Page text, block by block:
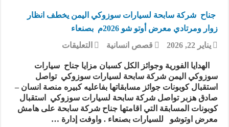
للاتصالات
YOU
جناح شركة سابحة لسيارات سوزوكي اليمن يخطف انظار
زوار ومرتادي معرض أوتو شو 2026م بصنعاء
يناير 22, 2026
قصص انسانية التعليقات
شركة
سابحة
لسيارات
سوزوكي
اليمن
يخطف
انظار
الهدايا الفورية وجوائز الكل كسبان مزايا جناح سيارات
سوزوكي اليمن شركة سابحة لسيارات سوزوكي تواصل
استقبال كوبونات جوائز مسابقاتها بفاعليه كبيره منصة انسان –
صادق هزبر تواصل شركة سابحة لسيارات سوزوكي استقبال
كوبونات المسابقة التي اقامتها جناح شركة سابحة على هامش
معرض اوتوشو للسيارات بصنعاء . واوفت إدارة …